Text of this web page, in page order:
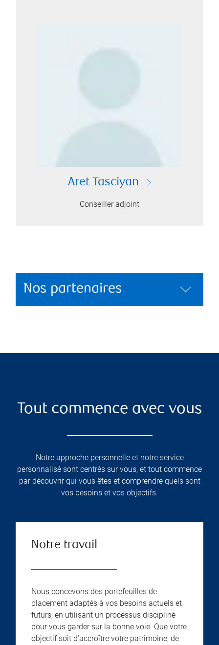
Aret Tasciyan
Conseiller adjoint
Nos partenaires
Tout commence avec vous
Notre approche personnelle et notre service
personnalisé sont centrés sur vous, et tout commence
par découvrir qui vous êtes et comprendre quels sont
vos besoins et vos objectifs.
Notre travail
Nous concevons des portefeuilles de
placement adaptés à vos besoins actuels et
futurs, en utilisant un processus discipliné
pour vous garder sur la bonne voie. Que votre
objectif soit d’accroître votre patrimoine, de